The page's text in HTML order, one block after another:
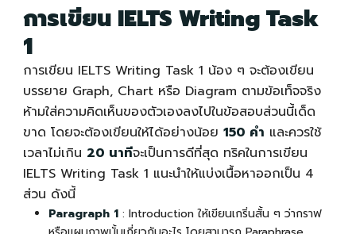
การเขียน IELTS WritingTask
1
การเขียน IELTS Writing Task 1 น้อง ๆ จะต้องเขียน
บรรยาย Graph, Chart หรือ Diagram ตามข้อเท็จจริง
ห้ามใส่ความคิดเห็นของตัวเองลงไปในข้อสอบส่วนนี้เด็ด
ขาด โดยจะต้องเขียนให้ได้อย่างน้อย 150 คำ และควรใช้
เวลาไม่เกิน 20 นาทีจะเป็นการดีที่สุด ทริคในการเขียน
IELTS Writing Task 1 แนะนำให้แบ่งเนื้อหาออกเป็น 4
ส่วน ดังนี้
Paragraph 1: Introduction ให้เขียนเกริ่นสั้น ๆ ว่ากราฟ